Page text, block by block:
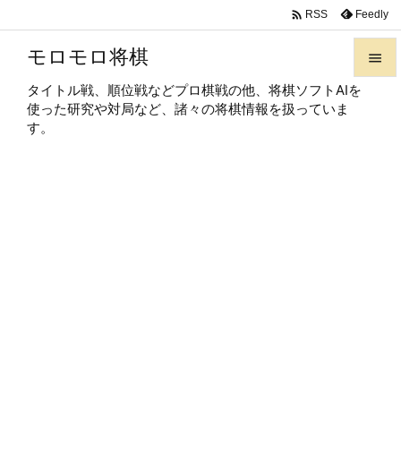
モロモロ将棋
タイトル戦、順位戦などプロ棋戦の他、将棋ソフトAIを
使った研究や対局など、諸々の将棋情報を扱っていま
す。

 RSS Feedly